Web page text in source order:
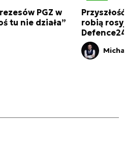
PGZ w
tu nie działa”
robią